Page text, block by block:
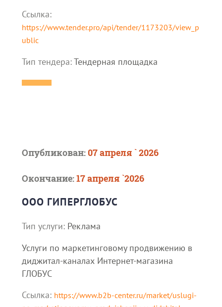
Ссылка:
https://www.tender.pro/api/tender/1173203/view_p
ublic
Тип тендера:Тендерная площадка
Опубликован:07 апреля ` 2026
Окончание:17 апреля `2026
ООО ГИПЕРГЛОБУС
Тип услуги: Реклама
Услуги по маркетинговому продвижению в
диджитал-каналах Интернет-магазина
ГЛОБУС
Ссылка: https://www.b2b-center.ru/market/uslugi-